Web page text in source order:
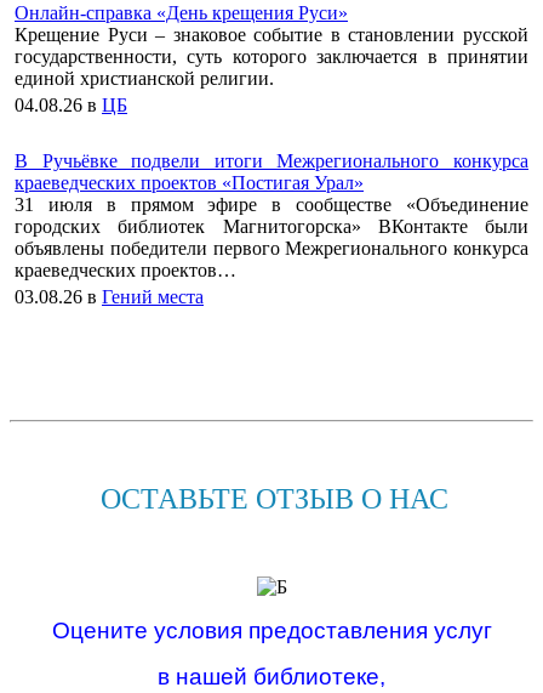
Онлайн-справка «День крещения Руси»
Крещение Руси – знаковое событие в становлении русской
государственности, суть которого заключается в принятии
единой христианской религии.
04.08.26 в ЦБ
В Ручьёвке подвели итоги Межрегионального конкурса
краеведческих проектов «Постигая Урал»
31 июля в прямом эфире в сообществе «Объединение
городских библиотек Магнитогорска» ВКонтакте были
объявлены победители первого Межрегионального конкурса
краеведческих проектов…
03.08.26 в Гений места
ОСТАВЬТЕ ОТЗЫВ О НАС
Оцените условия предоставления услуг
в нашей библиотеке,